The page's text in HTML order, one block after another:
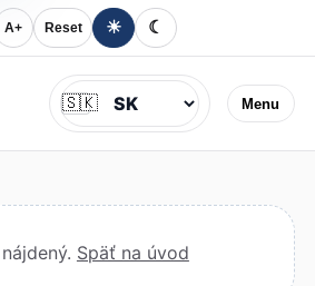
A+ Reset ☀ ☾
Menu
Jazyk
🇸🇰
Späť na úvod